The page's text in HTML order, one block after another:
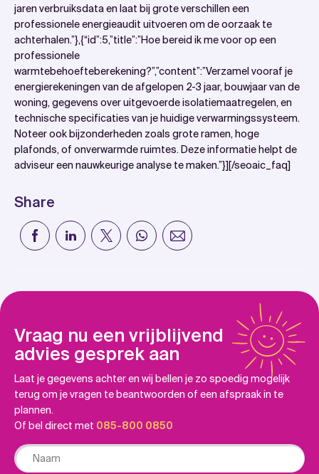
jaren verbruiksdata en laat bij grote verschillen een
professionele energieaudit uitvoeren om de oorzaak te
achterhalen.”},{“id”:5,”title”:”Hoe bereid ik me voor op een
professionele
warmtebehoefteberekening?”,”content”:”Verzamel vooraf je
energierekeningen van de afgelopen 2-3 jaar, bouwjaar van de
woning, gegevens over uitgevoerde isolatiemaatregelen, en
technische specificaties van je huidige verwarmingssysteem.
Noteer ook bijzonderheden zoals grote ramen, hoge
plafonds, of onverwarmde ruimtes. Deze informatie helpt de
adviseur een nauwkeurige analyse te maken.”}][/seoaic_faq]
Share
Vraag nu een vrijblijvend
advies gesprek aan
Laat je gegevens achter en wij bellen je zo spoedig mogelijk
terug om je vragen te beantwoorden of een afspraak in te
plannen.
Of bel direct met 085-800 0850
Naam